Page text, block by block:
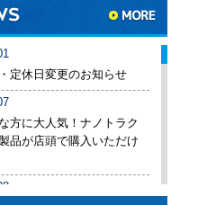
いために必ず確認すべき5
ント
ない人が見落としている3
版】車内クリーニングは
きる？プロに頼むべき境
定休日変更のお知らせ
方に大人気！ナノトラク
品が店頭で購入いただけ